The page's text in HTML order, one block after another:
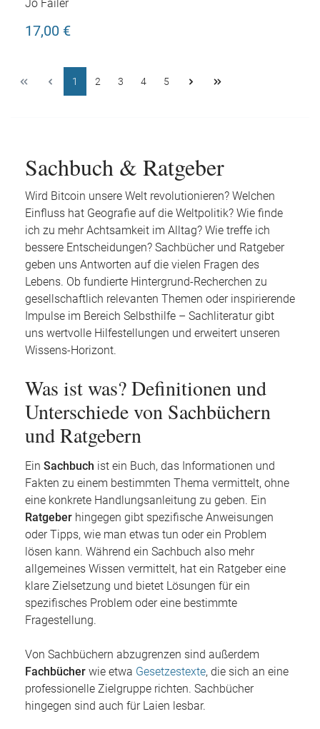
Jo Failer
17,00 €
1 2 3 4 5
Sachbuch & Ratgeber
Wird Bitcoin unsere Welt revolutionieren? Welchen
Einfluss hat Geografie auf die Weltpolitik? Wie finde
ich zu mehr Achtsamkeit im Alltag? Wie treffe ich
bessere Entscheidungen? Sachbücher und Ratgeber
geben uns Antworten auf die vielen Fragen des
Lebens. Ob fundierte Hintergrund-Recherchen zu
gesellschaftlich relevanten Themen oder inspirierende
Impulse im Bereich Selbsthilfe – Sachliteratur gibt
uns wertvolle Hilfestellungen und erweitert unseren
Wissens-Horizont.
Was ist was? Definitionen und
Unterschiede von Sachbüchern
und Ratgebern
Ein Sachbuch ist ein Buch, das Informationen und
Fakten zu einem bestimmten Thema vermittelt, ohne
eine konkrete Handlungsanleitung zu geben. Ein
Ratgeber hingegen gibt spezifische Anweisungen
oder Tipps, wie man etwas tun oder ein Problem
lösen kann. Während ein Sachbuch also mehr
allgemeines Wissen vermittelt, hat ein Ratgeber eine
klare Zielsetzung und bietet Lösungen für ein
spezifisches Problem oder eine bestimmte
Fragestellung.
Von Sachbüchern abzugrenzen sind außerdem
Fachbücher wie etwa Gesetzestexte, die sich an eine
professionelle Zielgruppe richten. Sachbücher
hingegen sind auch für Laien lesbar.